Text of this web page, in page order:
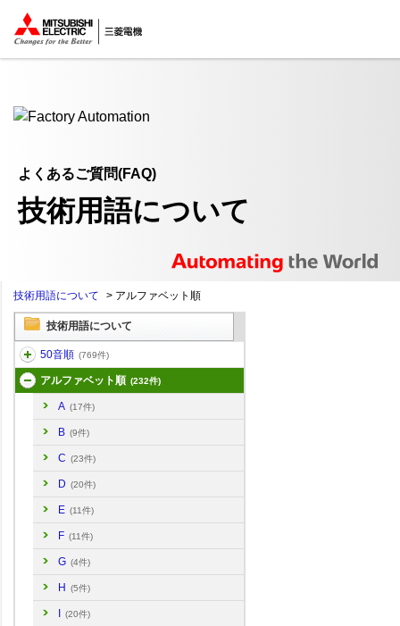
ここから本文
よくあるご質問(FAQ)
技術用語について
技術用語について > アルファベット順
技術用語について
50音順 (769件)
アルファベット順 (232件)
A (17件)
B (9件)
C (23件)
D (20件)
E (11件)
F (11件)
G (4件)
H (5件)
(20件)